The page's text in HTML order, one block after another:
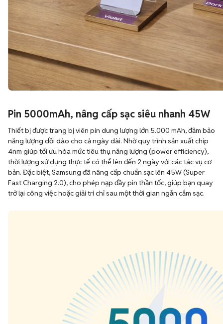
Pin 5000mAh, nâng cấp sạc siêu nhanh 45W
Thiết bị được trang bị viên pin dung lượng lớn 5.000 mAh, đảm bảo
năng lượng dồi dào cho cả ngày dài. Nhờ quy trình sản xuất chip
4nm giúp tối ưu hóa mức tiêu thụ năng lượng (power efficiency),
thời lượng sử dụng thực tế có thể lên đến 2 ngày với các tác vụ cơ
bản. Đặc biệt, Samsung đã nâng cấp chuẩn sạc lên 45W (Super
Fast Charging 2.0), cho phép nạp đầy pin thần tốc, giúp bạn quay
trở lại công việc hoặc giải trí chỉ sau một thời gian ngắn cắm sạc.